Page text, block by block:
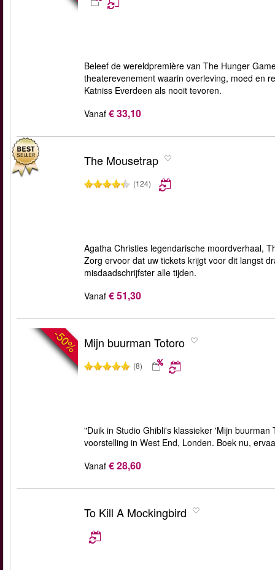
Beleef de wereldpremière van The Hunger
theaterevenement waarin overleving, moed en
Katniss Everdeen als nooit tevoren.
Vanaf € 33,10
The Mousetrap
(124)
Agatha Christies legendarische moordverhaal,
Zorg ervoor dat uw tickets krijgt voor dit langst
misdaadschrijfster alle tijden.
Vanaf € 51,30
-50% Mijn buurman Totoro
(8)
"Duik in Studio Ghibli's klassieker 'Mijn
voorstelling in West End, Londen. Boek nu,
Vanaf € 28,60
To Kill A Mockingbird